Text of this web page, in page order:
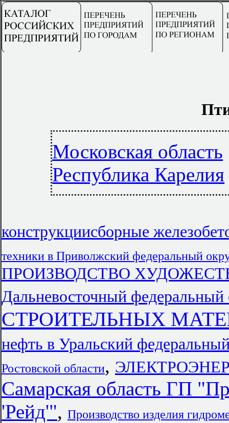
Московская область
Республика Карелия
конструкциисборные
техники в Приволжский федеральный
ПРОИЗВОДСТВО
Дальневосточный федеральный
СТРОИТЕЛЬНЫХ
нефть в Уральский
Ростовской области,
Самарская область ГП
'Рейд'", Производство изделия